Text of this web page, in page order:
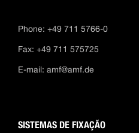
Phone: +49 711 5766-0
Fax: +49 711 575725
E-mail: amf@amf.de
SISTEMAS DE FIXAÇÃO